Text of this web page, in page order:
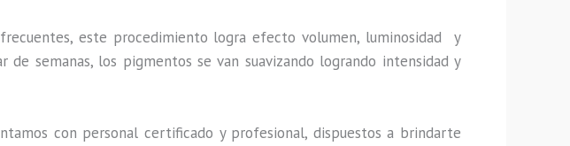
este procedimiento logra efecto volumen, luminosidad y
semanas, los pigmentos se van suavizando logrando intensidad y
con personal certificado y profesional, dispuestos a brindarte